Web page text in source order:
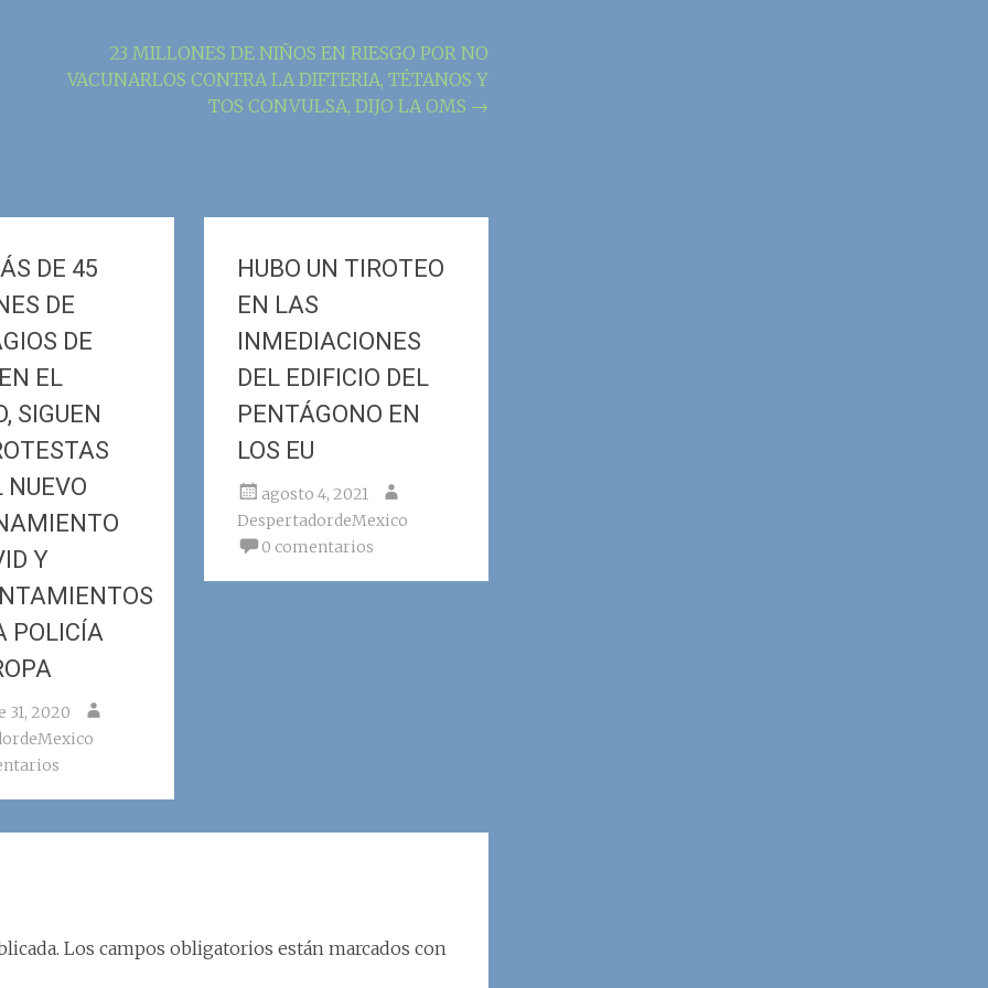
23 MILLONES DE NIÑOS EN RIESGO POR NO
VACUNARLOS CONTRA LA DIFTERIA, TÉTANOS Y
TOS CONVULSA, DIJO LA OMS →
DE 45
DE
DE
EL
SIGUEN
NUEVO
Y
POLICÍA
31, 2020
HUBO UN TIROTEO
EN LAS
INMEDIACIONES
DEL EDIFICIO DEL
PENTÁGONO EN
LOS EU
agosto 4, 2021
DespertadordeMexico
0 comentarios
Los campos obligatorios están marcados con